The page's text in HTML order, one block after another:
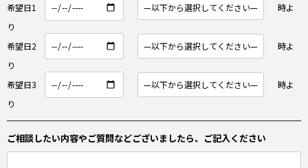
希望日1
時よ
り
希望日2
時よ
り
希望日3
時よ
り
ご相談したい内容やご質問などございましたら、ご記入ください